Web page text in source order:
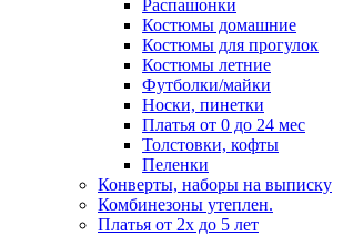
Распашонки
Костюмы домашние
Костюмы для прогулок
Костюмы летние
Футболки/майки
Носки, пинетки
Платья от 0 до 24 мес
Толстовки, кофты
Пеленки
Конверты, наборы на выписку
Комбинезоны утеплен.
Платья от 2х до 5 лет